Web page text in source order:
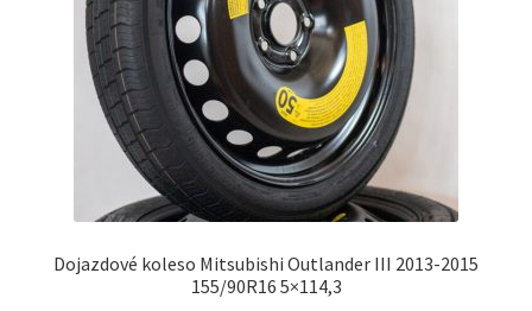
Dojazdové koleso Mitsubishi Outlander III 2013-2015
155/90R16 5×114,3